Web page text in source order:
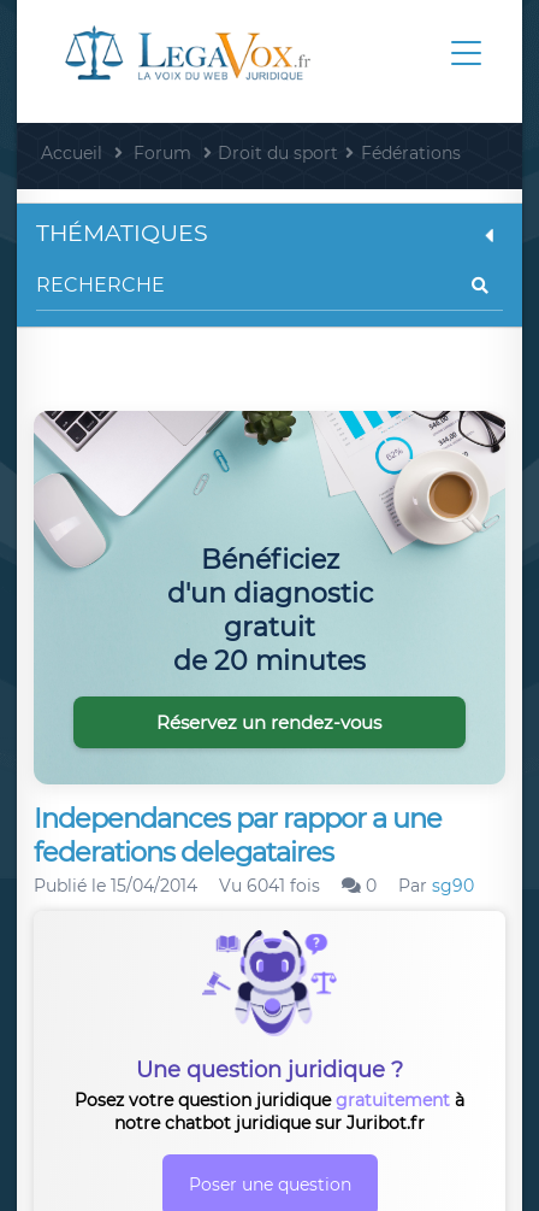
Accueil Forum Droit du sport Fédérations
Independances par rappor a une
federations delegataires
Publié le 15/04/2014 Vu 6041 fois 0 Par sg90
Une question juridique ?
Posez votre question juridiquegratuitement à
notre chatbot juridique sur Juribot.fr
Poser une question
THÉMATIQUES
Bénéficiez
d'un diagnostic
gratuit
de 20 minutes
Réservez un rendez-vous